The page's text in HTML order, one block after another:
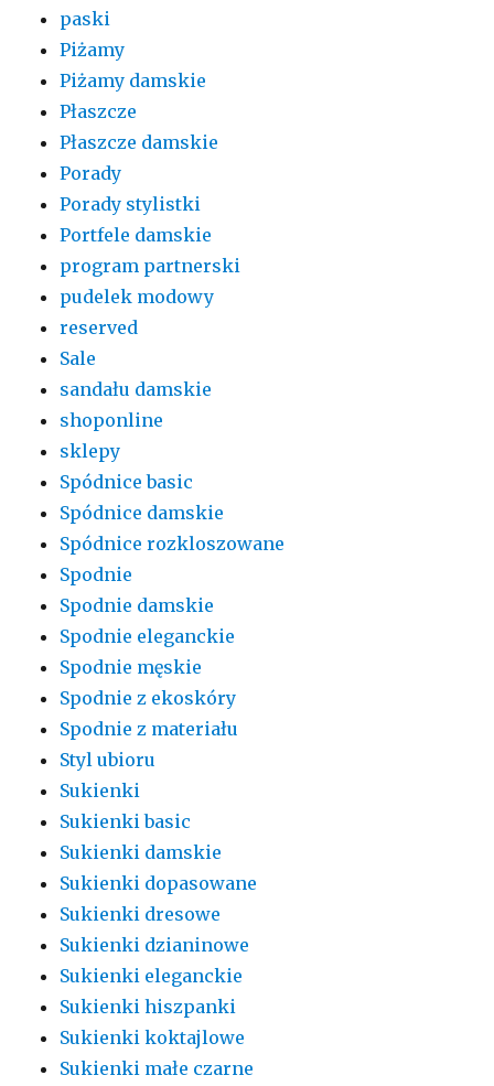
paski
Piżamy
Piżamy damskie
Płaszcze
Płaszcze damskie
Porady
Porady stylistki
Portfele damskie
program partnerski
pudelek modowy
reserved
Sale
sandału damskie
shoponline
sklepy
Spódnice basic
Spódnice damskie
Spódnice rozkloszowane
Spodnie
Spodnie damskie
Spodnie eleganckie
Spodnie męskie
Spodnie z ekoskóry
Spodnie z materiału
Styl ubioru
Sukienki
Sukienki basic
Sukienki damskie
Sukienki dopasowane
Sukienki dresowe
Sukienki dzianinowe
Sukienki eleganckie
Sukienki hiszpanki
Sukienki koktajlowe
Sukienki małe czarne